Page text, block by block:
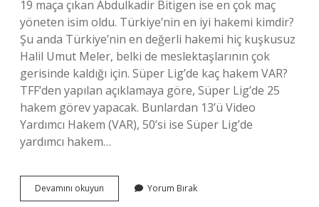
19 maça çıkan Abdulkadir Bitigen ise en çok maç
yöneten isim oldu. Türkiye’nin en iyi hakemi kimdir?
Şu anda Türkiye’nin en değerli hakemi hiç kuşkusuz
Halil Umut Meler, belki de meslektaşlarının çok
gerisinde kaldığı için. Süper Lig’de kaç hakem VAR?
TFF’den yapılan açıklamaya göre, Süper Lig’de 25
hakem görev yapacak. Bunlardan 13’ü Video
Yardımcı Hakem (VAR), 50’si ise Süper Lig’de
yardımcı hakem…
Devamını okuyun
Ligde
Yorum Bırak